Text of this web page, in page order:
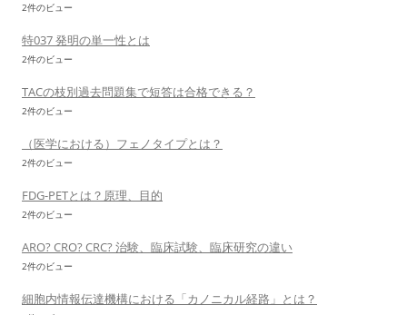
2件のビュー
特037 発明の単一性とは
2件のビュー
TACの枝別過去問題集で短答は合格できる？
2件のビュー
（医学における）フェノタイプとは？
2件のビュー
FDG-PETとは？原理、目的
2件のビュー
ARO? CRO? CRC? 治験、臨床試験、臨床研究の違い
2件のビュー
細胞内情報伝達機構における「カノニカル経路」とは？